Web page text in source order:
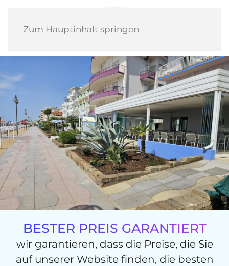
Zum Hauptinhalt springen
BESTER PREIS GARANTIERT
wir garantieren, dass die Preise, die Sie
auf unserer Website finden, die besten